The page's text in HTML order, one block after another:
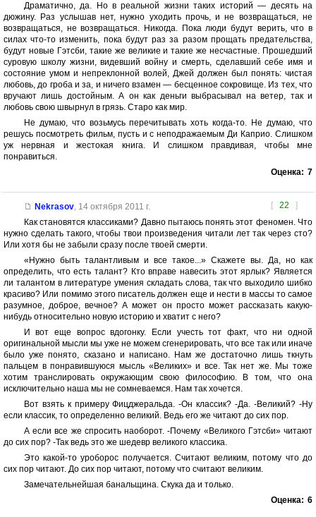
Драматично, да. Но в реальной жизни таких историй — десять на
дюжину. Раз услышав нет, нужно уходить прочь, и не возвращаться, не
возвращаться, не возвращаться. Никогда. Пока люди будут верить, что в
силах что-то изменить, пока будут раз за разом прощать предательства,
будут новые Гэтсби, такие же великие и такие же несчастные. Прошедший
суровую школу жизни, видевший войну и смерть, сделавший себе имя и
состояние умом и непреклонной волей, Джей должен был понять: чистая
любовь, до гроба и за, и ничего взамен — бесценное сокровище. Из тех, что
вручают лишь достойным. А он как деньги выбрасывал на ветер, так и
любовь свою швырнул в грязь. Старо как мир.
Не думаю, что возьмусь перечитывать хоть когда-то. Не думаю, что
решусь посмотреть фильм, пусть и с неподражаемым Ди Каприо. Слишком
уж нервная и жестокая книга. И слишком правдивая, чтобы мне
понравиться.
Оценка: 7
[ 22 ]
Nekrasov, 14 октября 2011 г.
Как становятся классиками? Давно пытаюсь понять этот феномен. Что
нужно сделать такого, чтобы твои произведения читали лет так через сто?
Или хотя бы не забыли сразу после твоей смерти.
«Нужно быть талантливым и все такое...» Скажете вы. Да, но как
определить, что есть талант? Кто вправе навесить этот ярлык? Является
ли талантом в литературе умения складать слова, так что выходило шибко
красиво? Или помимо этого писатель должен еще и нести в массы то самое
разумное, доброе, вечное? А может он просто может рассказать какую-
нибудь относительно новую историю и хватит с него?
И вот еще вопрос вдогонку. Если учесть тот факт, что ни одной
оригинальной мысли мы уже не можем сгенерировать, что все так или иначе
было уже понято, сказано и написано. Нам же достаточно лишь ткнуть
пальцем в понравившуюся мысль «Великих» и все. Так нет же. Мы тоже
хотим транслировать окружающим свою философию. В том, что она
исключительно наша мы не сомневаемся. Нам так хочется.
Вот взять к примеру Фицджеральда. -Он классик? -Да. -Великий? -Ну
если классик, то определенно великий. Ведь его же читают до сих пор.
А если все же спросить наоборот. -Почему «Великого Гэтсби» читают
до сих пор? -Так ведь это же шедевр великого классика.
Это какой-то уроборос получается. Считают великим, потому что до
сих пор читают. До сих пор читают, потому что считают великим.
Замечательнейшая банальщина. Скука да и только.
Оценка: 6